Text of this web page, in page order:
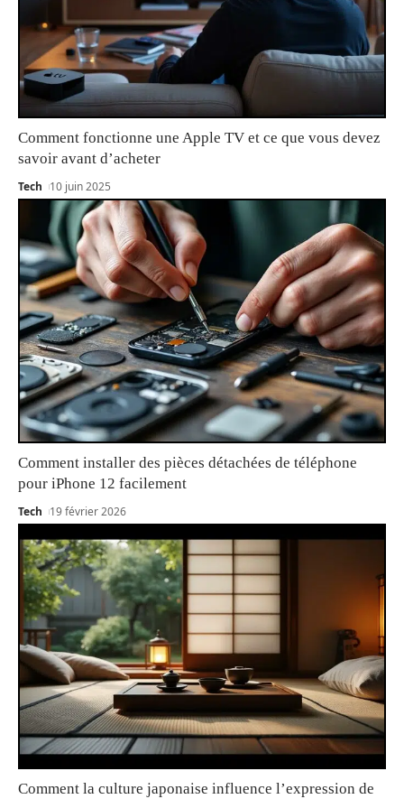
Comment fonctionne une Apple TV et ce que vous devez
savoir avant d’acheter
Tech 10 juin 2025
Comment installer des pièces détachées de téléphone
pour iPhone 12 facilement
Tech 19 février 2026
Comment la culture japonaise influence l’expression de